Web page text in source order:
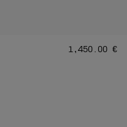
Prix:
‌1,450.00 €